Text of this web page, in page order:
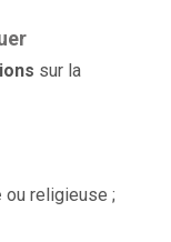
sur la
ou religieuse ;